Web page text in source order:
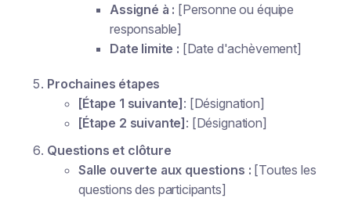
Assigné à : [Personne ou équipe
responsable]
Date limite : [Date d'achèvement]
Prochaines étapes
[Étape 1 suivante]: [Désignation]
[Étape 2 suivante]: [Désignation]
Questions et clôture
Salle ouverte aux questions : [Toutes les
questions des participants]